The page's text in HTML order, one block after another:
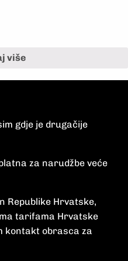
više
gdje je drugačije
za narudžbe veće
Republike Hrvatske,
tarifama Hrvatske
kontakt obrasca za